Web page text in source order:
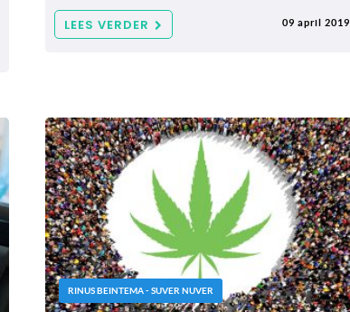
LEES VERDER 09 april 2019
RINUS BEINTEMA - SUVER NUVER